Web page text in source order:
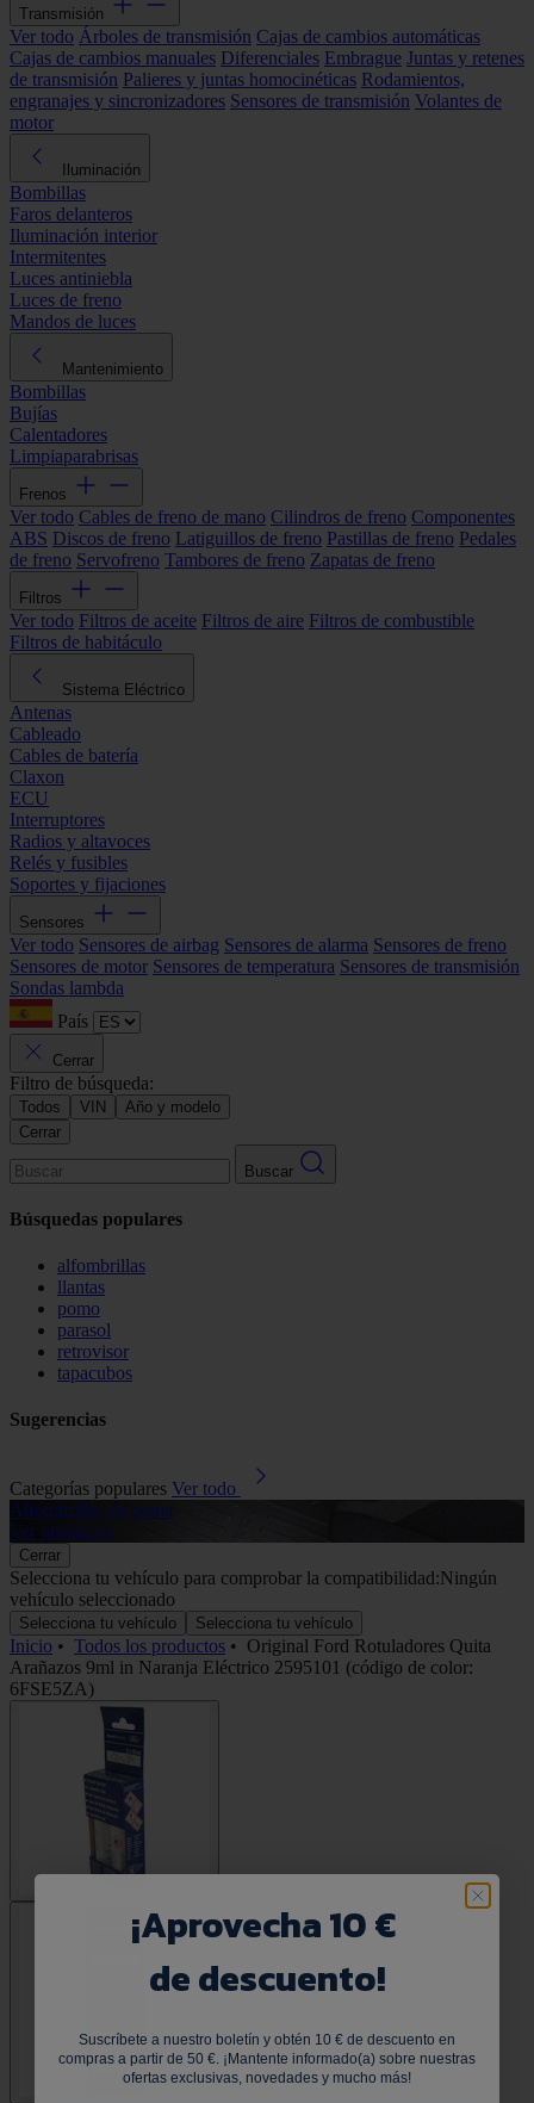
Transmisión
Ver todo Árboles de transmisión Cajas de cambios automáticas
Cajas de cambios manuales Diferenciales Embrague Juntas y retenes
de transmisión Palieres y juntas homocinéticas Rodamientos,
engranajes y sincronizadores Sensores de transmisión Volantes de
motor
Iluminación
Bombillas
Faros delanteros
Iluminación interior
Intermitentes
Luces antiniebla
Luces de freno
Mandos de luces
Mantenimiento
Bombillas
Bujías
Calentadores
Limpiaparabrisas
Frenos
Ver todo Cables de freno de mano Cilindros de freno Componentes
ABS Discos de freno Latiguillos de freno Pastillas de freno Pedales
de freno Servofreno Tambores de freno Zapatas de freno
Filtros
Ver todo Filtros de aceite Filtros de aire Filtros de combustible
Filtros de habitáculo
Sistema Eléctrico
Antenas
Cableado
Cables de batería
Claxon
ECU
Interruptores
Radios y altavoces
Relés y fusibles
Soportes y fijaciones
Sensores
Ver todo Sensores de airbag Sensores de alarma Sensores de freno
Sensores de motor Sensores de temperatura Sensores de transmisión
Sondas lambda
País
Cerrar
Filtro de búsqueda:
Todos VIN
Año y modelo
Cerrar
Buscar
Búsquedas populares
alfombrillas
llantas
pomo
parasol
retrovisor
tapacubos
Sugerencias
Categorías populares Ver todo
Alfombrillas de goma
Ver productos
Cerrar
Selecciona tu vehículo para comprobar la compatibilidad:Ningún
vehículo seleccionado
Selecciona tu vehículo Selecciona tu vehículo
Inicio • Todos los productos • Original Ford Rotuladores Quita
Arañazos 9ml in Naranja Eléctrico 2595101 (código de color:
6FSE5ZA)
¡Aprovecha 10 €
de descuento!
Suscríbete a nuestro boletín y obtén 10 € de descuento en
compras a partir de 50 €. ¡Mantente informado(a) sobre nuestras
ofertas exclusivas, novedades y mucho más!